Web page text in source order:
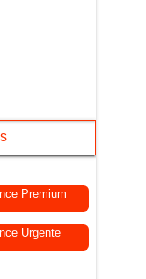
Premium
Urgente